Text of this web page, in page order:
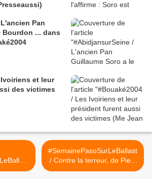
Pan
Bourdon ... dans
et leur
des victimes
texte
#SemainePasoSurLeBallast
/ Contre la terreur, de Pier-
Paolo Pasolini (#Vidéo